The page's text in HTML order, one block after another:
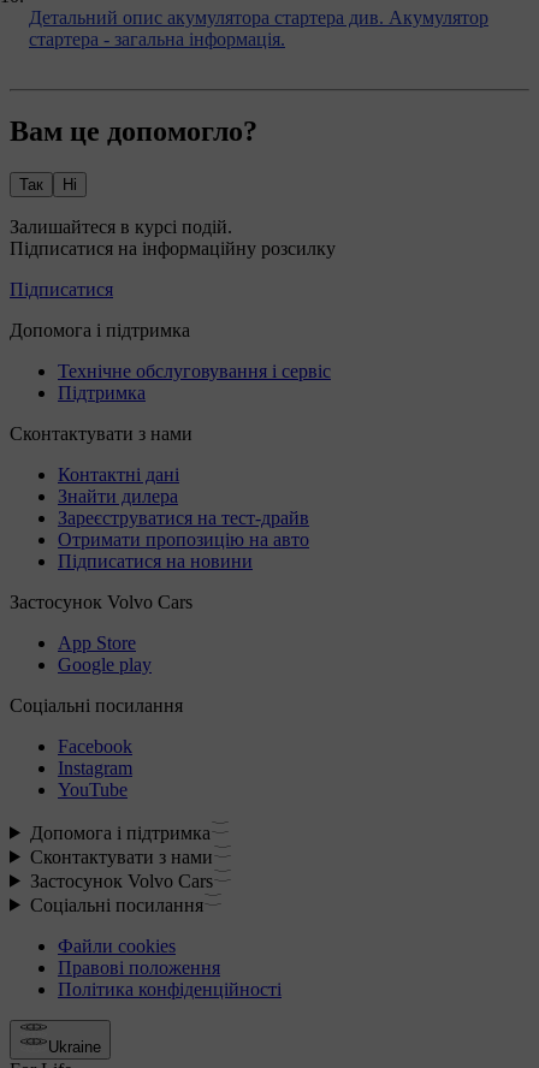
Детальний опис акумулятора стартера див. Акумулятор
стартера - загальна інформація.
Вам це допомогло?
Так Ні